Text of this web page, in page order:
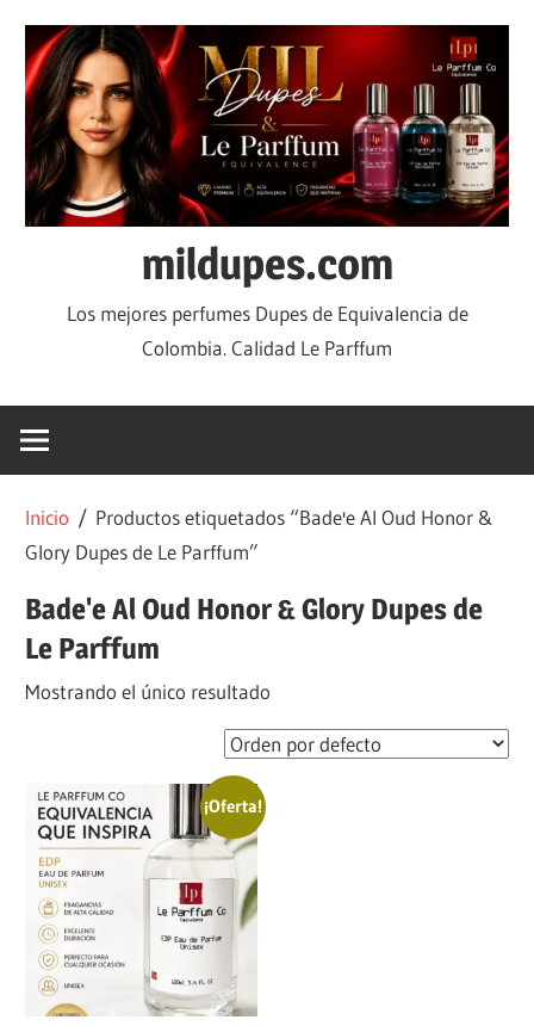
mildupes.com
Los mejores perfumes Dupes de Equivalencia de
Colombia. Calidad Le Parffum
Inicio / Productos etiquetados “Bade'e Al Oud Honor &
Glory Dupes de Le Parffum”
Bade'e Al Oud Honor & Glory Dupes de
Le Parffum
Mostrando el único resultado
¡Oferta!